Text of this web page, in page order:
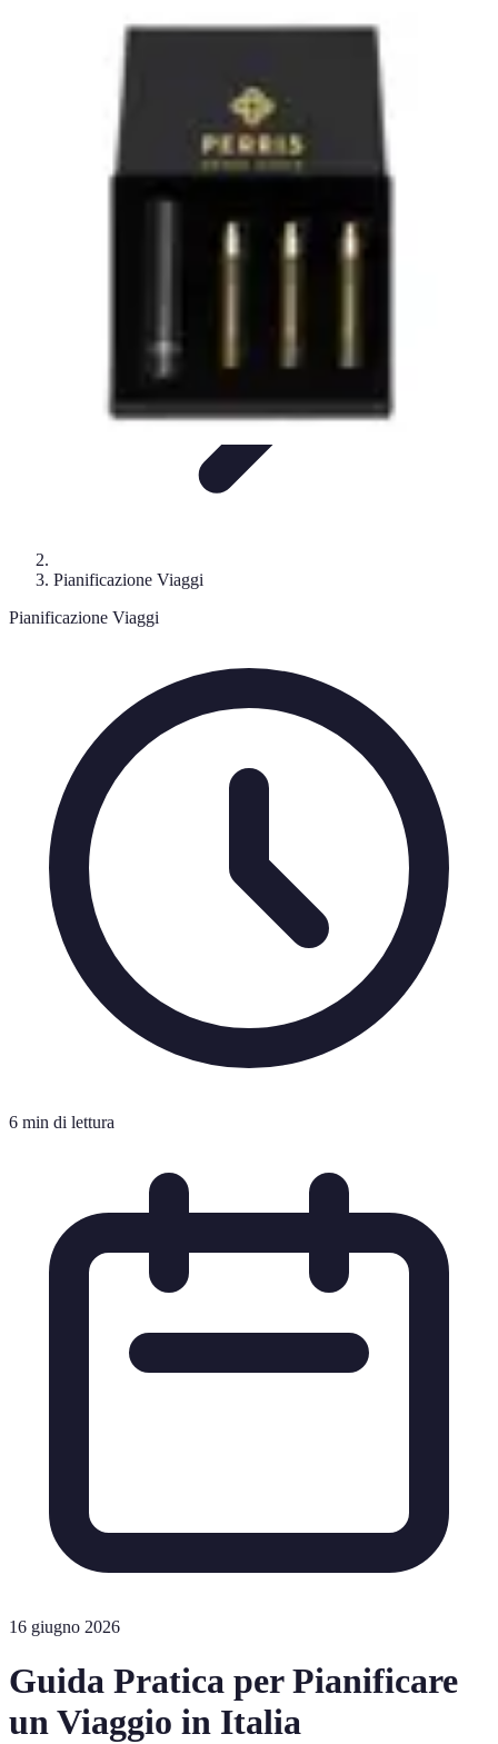
Pianificazione Viaggi
Consigli per
Viaggio Mio
Pianificazione Viaggi
Pianificazione Viaggi
6 min di lettura
16 giugno 2026
Guida Pratica per Pianificare
un Viaggio in Italia